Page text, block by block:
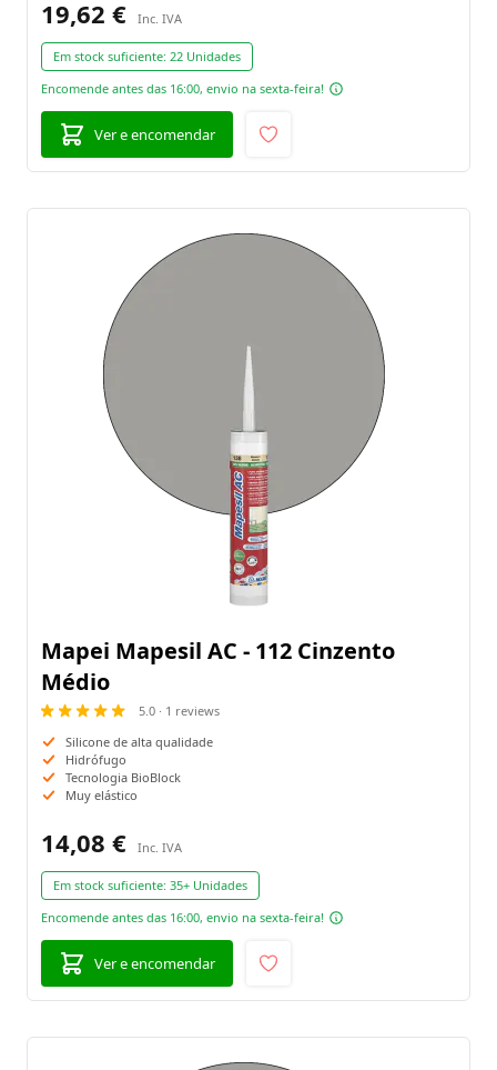
19,62 €
Em stock suficiente: 22 Unidades
Encomende antes das 16:00, envio na sexta-feira!
Ver e encomendar
Mapei Mapesil AC - 112 Cinzento
Médio
5.0 · 1 reviews
Silicone de alta qualidade
Hidrófugo
Tecnologia BioBlock
Muy elástico
14,08 €
Em stock suficiente: 35+ Unidades
Encomende antes das 16:00, envio na sexta-feira!
Ver e encomendar